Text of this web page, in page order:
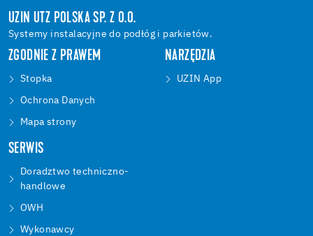
UZIN UTZ POLSKA SP. Z O.O.
Systemy instalacyjne do podłóg i parkietów.
ZGODNIE Z PRAWEM
Stopka
Ochrona Danych
Mapa strony
NARZĘDZIA
UZIN App
SERWIS
Doradztwo techniczno-
handlowe
OWH
Wykonawcy